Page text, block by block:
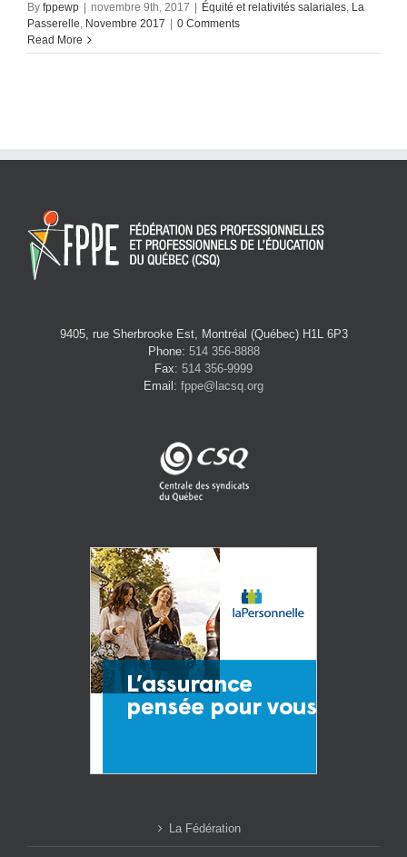
By fppewp novembre 9th, 2017 Équité et relativités salariales, La
Passerelle, Novembre 2017
0 Comments
Read More
9405, rue Sherbrooke Est, Montréal (Québec) H1L 6P3
Phone: 514 356-8888
Fax: 514 356-9999
Email: fppe@lacsq.org
La Fédération